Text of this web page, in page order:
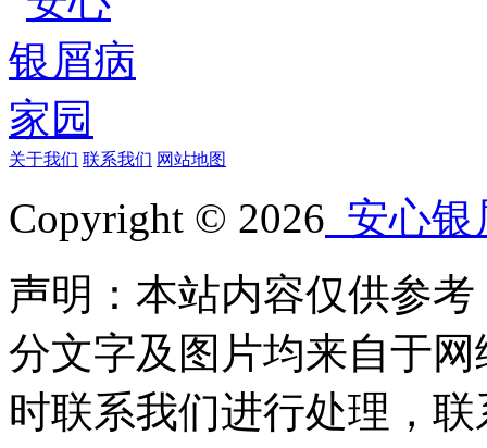
关于我们 联系我们 网站地图
Copyright © 2026 安心银
声明：本站内容仅供参
分文字及图片均来自于
时联系我们进行处理，